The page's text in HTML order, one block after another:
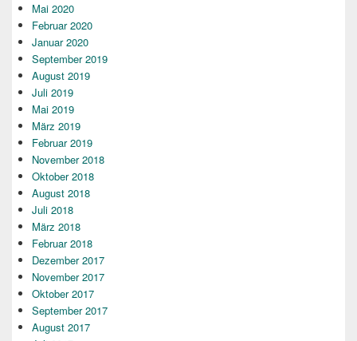
Mai 2020
Februar 2020
Januar 2020
September 2019
August 2019
Juli 2019
Mai 2019
März 2019
Februar 2019
November 2018
Oktober 2018
August 2018
Juli 2018
März 2018
Februar 2018
Dezember 2017
November 2017
Oktober 2017
September 2017
August 2017